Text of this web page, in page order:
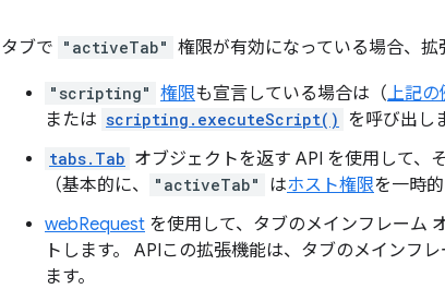
タブで "activeTab" 権限が有効になっている場合、拡
"scripting" 権限も宣言している場合は（上記の
または scripting.executeScript() を呼び出し
tabs.Tab オブジェクトを返す API を使用して、
（基本的に、
"activeTab" はホスト権限を一時
webRequest を使用して、タブのメインフレーム
トします。 APIこの拡張機能は、タブのメインフ
ます。